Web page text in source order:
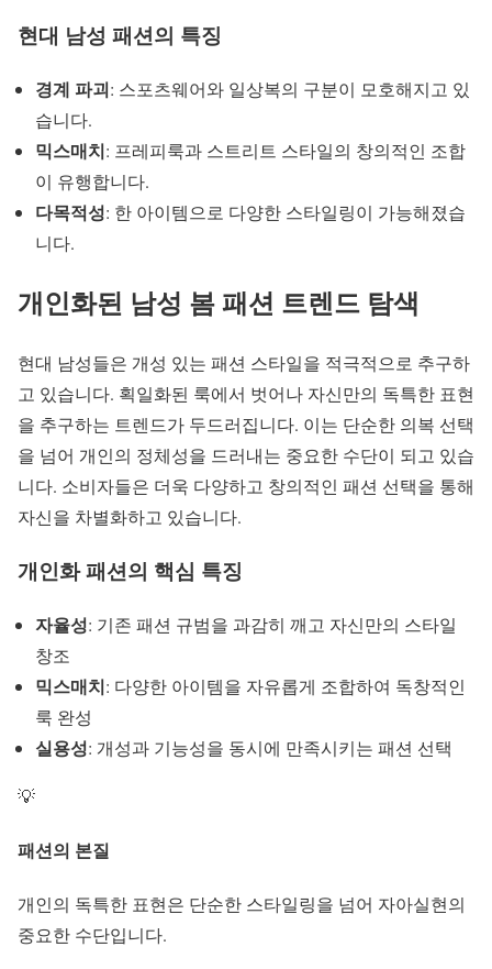
현대 남성 패션의 특징
경계 파괴: 스포츠웨어와 일상복의 구분이 모호해지고 있
습니다.
믹스매치: 프레피룩과 스트리트 스타일의 창의적인 조합
이 유행합니다.
다목적성: 한 아이템으로 다양한 스타일링이 가능해졌습
니다.
개인화된 남성 봄 패션 트렌드 탐색
현대 남성들은 개성 있는 패션 스타일을 적극적으로 추구하
고 있습니다. 획일화된 룩에서 벗어나 자신만의 독특한 표현
을 추구하는 트렌드가 두드러집니다. 이는 단순한 의복 선택
을 넘어 개인의 정체성을 드러내는 중요한 수단이 되고 있습
니다. 소비자들은 더욱 다양하고 창의적인 패션 선택을 통해
자신을 차별화하고 있습니다.
개인화 패션의 핵심 특징
자율성: 기존 패션 규범을 과감히 깨고 자신만의 스타일
창조
믹스매치: 다양한 아이템을 자유롭게 조합하여 독창적인
룩 완성
실용성: 개성과 기능성을 동시에 만족시키는 패션 선택
💡
패션의 본질
개인의 독특한 표현은 단순한 스타일링을 넘어 자아실현의
중요한 수단입니다.